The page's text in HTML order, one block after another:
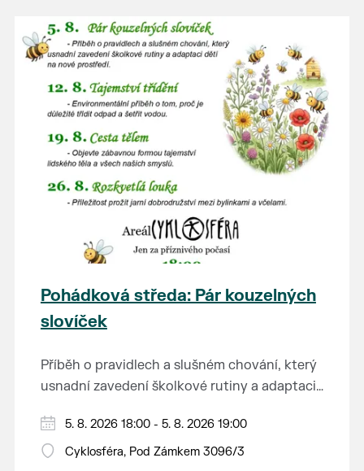
Pohádková středa: Pár kouzelných
slovíček
Příběh o pravidlech a slušném chování, který
usnadní zavedení školkové rutiny a adaptaci
Hraje se jen za příznivého počasí.
Vstupné dobrovolné.
5. 8. 2026 18:00 - 5. 8. 2026 19:00
Cyklosféra, Pod Zámkem 3096/3